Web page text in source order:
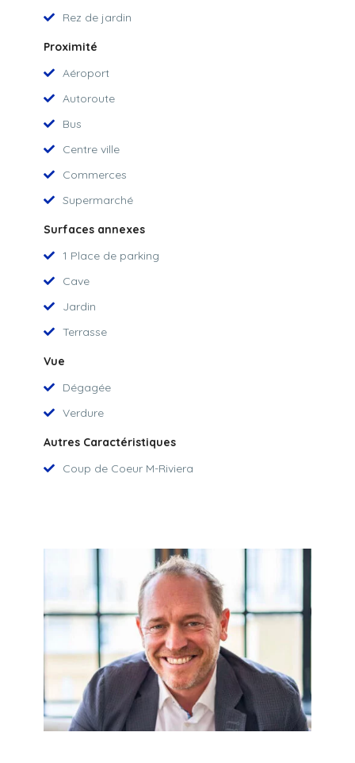
Rez de jardin
Proximité
Aéroport
Autoroute
Bus
Centre ville
Commerces
Supermarché
Surfaces annexes
1 Place de parking
Cave
Jardin
Terrasse
Vue
Dégagée
Verdure
Autres Caractéristiques
Coup de Coeur M-Riviera